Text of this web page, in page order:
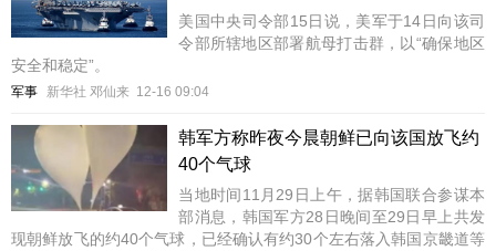
美国中央司令部15日说，美军于14日向该司
令部所辖地区部署航母打击群，以“确保地区
安全和稳定”。
军事 新华社 邓仙来 12-16 09:04
韩军方称昨夜今晨朝鲜已向该国放飞约
40个气球
当地时间11月29日上午，据韩国联合参谋本
部消息，韩国军方28日晚间至29日早上共发
现朝鲜放飞的约40个气球，已经确认有约30个左右落入韩国京畿道等